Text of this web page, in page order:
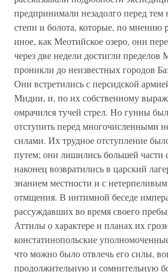
предпринимали незадолго перед
степи и болота, которые, по мнению
иное, как Меотийское озеро, они
через две недели достигли
проникли до неизвестных городов
Они встретились с персидской
Мидии, и, по их собственному
омрачился тучей стрел. Но гунны
отступить перед многочисленными
силами. Их трудное отступление
путем; они лишились большей части
наконец возвратились в царский
знанием местности и с
отмщения. В интимной беседе
рассуждавших во время своего
Аттилы о характере и планах их
констатинопольские
что можно было отвлечь его силы,
продолжительную и сомнительную